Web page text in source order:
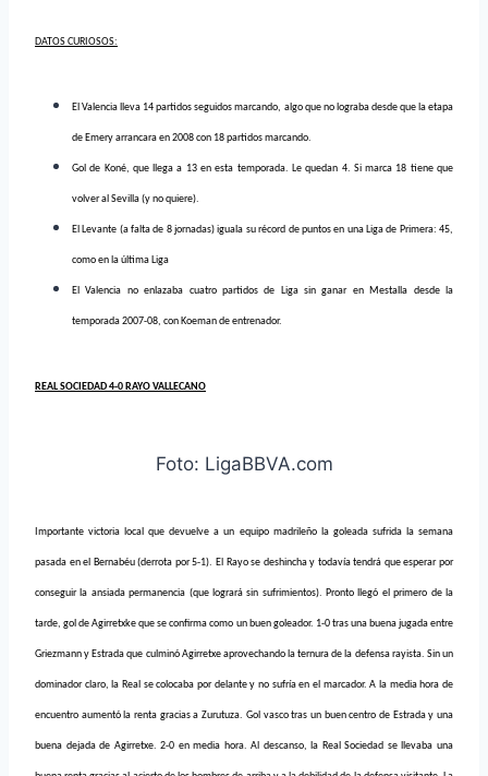
DATOS CURIOSOS:
El Valencia lleva 14 partidos seguidos marcando, algo que no lograba desde que la etapa
de Emery arrancara en 2008 con 18 partidos marcando.
Gol de Koné, que llega a 13 en esta temporada. Le quedan 4. Si marca 18 tiene que
volver al Sevilla (y no quiere).
El Levante (a falta de 8 jornadas) iguala su récord de puntos en una Liga de Primera: 45,
como en la última Liga
El Valencia no enlazaba cuatro partidos de Liga sin ganar en Mestalla desde la
temporada 2007-08, con Koeman de entrenador.
REAL SOCIEDAD 4-0 RAYO VALLECANO
Foto: LigaBBVA.com
Importante victoria local que devuelve a un equipo madrileño la goleada sufrida la semana
pasada en el Bernabéu (derrota por 5-1). El Rayo se deshincha y todavía tendrá que esperar por
conseguir la ansiada permanencia (que logrará sin sufrimientos). Pronto llegó el primero de la
tarde, gol de Agirretxke que se confirma como un buen goleador. 1-0 tras una buena jugada entre
Griezmann y Estrada que culminó Agirretxe aprovechando la ternura de la defensa rayista. Sin un
dominador claro, la Real se colocaba por delante y no sufría en el marcador. A la media hora de
encuentro aumentó la renta gracias a Zurutuza. Gol vasco tras un buen centro de Estrada y una
buena dejada de Agirretxe. 2-0 en media hora. Al descanso, la Real Sociedad se llevaba una